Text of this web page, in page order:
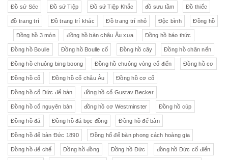
Đồ sứ Séc Đồ sứ Tiệp Đồ sứ Tiệp Khắc đồ sưu tầm Đồ thiếc
đồ trang trí Đồ trang trí khác Đồ trang trí nhỏ Độc bình Đồng hồ
Đồng hồ 3 món đồng hồ bàn châu Âu xưa Đồng hồ báo thức
Đồng hồ Boulle Đồng hồ Boulle cổ Đồng hồ cây Đồng hồ chân nến
Đồng hồ chuông bing boong Đồng hồ chuông vòng cổ điển Đồng hồ cơ
Đồng hồ cổ Đồng hồ cổ châu Âu Đồng hồ cơ cổ
Đồng hồ cổ Đức để bàn đồng hồ cổ Gustav Becker
Đồng hồ cổ nguyên bản đồng hồ cơ Westminster Đồng hồ cúp
Đồng hồ đá Đồng hồ đá bọc đồng Đồng hồ để bàn
Đồng hồ để bàn Đức 1890 Đồng hổ để bàn phong cách hoàng gia
Đồng hồ đế chế Đồng hồ đồng Đồng hồ Đức đồng hồ Đức cổ điển